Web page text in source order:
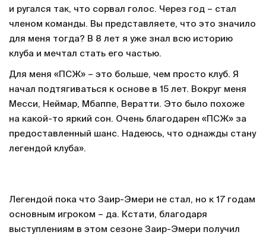
и ругался так, что сорвал голос. Через год – стал
членом команды. Вы представляете, что это значило
для меня тогда? В 8 лет я уже знал всю историю
клуба и мечтал стать его частью.
Для меня «ПСЖ» – это больше, чем просто клуб. Я
начал подтягиваться к основе в 15 лет. Вокруг меня
Месси, Неймар, Мбаппе, Вератти. Это было похоже
на какой-то яркий сон. Очень благодарен «ПСЖ» за
предоставленный шанс. Надеюсь, что однажды стану
легендой клуба».
Легендой пока что Заир-Эмери не стал, но к 17 годам
основным игроком – да. Кстати, благодаря
выступлениям в этом сезоне Заир-Эмери получил